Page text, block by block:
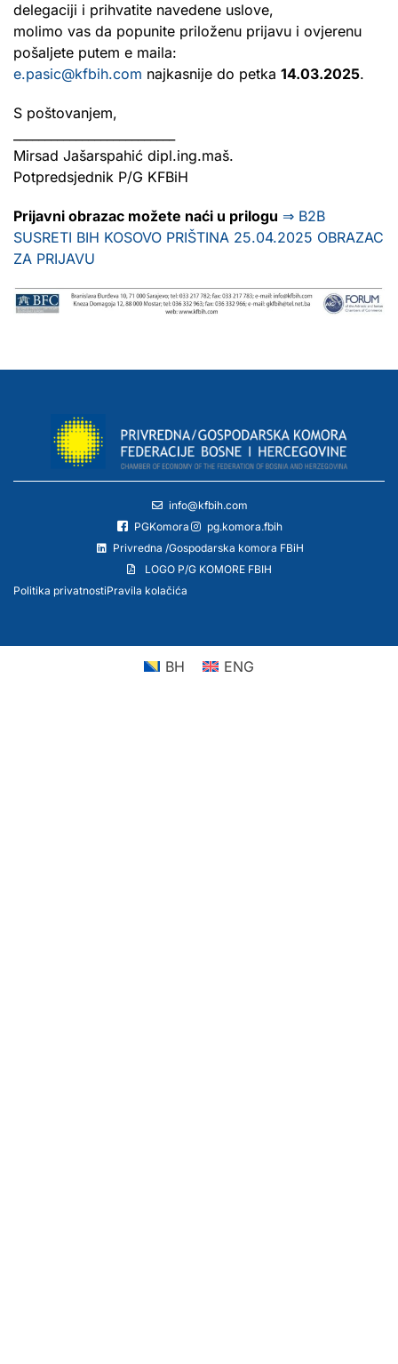
delegaciji i prihvatite navedene uslove,
molimo vas da popunite priloženu prijavu i ovjerenu
pošaljete putem e maila:
e.pasic@kfbih.com najkasnije do petka 14.03.2025.
S poštovanjem,
Mirsad Jašarspahić dipl.ing.maš.
Potpredsjednik P/G KFBiH
Prijavni obrazac možete naći u prilogu ⇒ B2B
SUSRETI BIH KOSOVO PRIŠTINA 25.04.2025 OBRAZAC
ZA PRIJAVU
info@kfbih.com
PGKomora
pg.komora.fbih
Privredna /Gospodarska komora FBiH
LOGO P/G KOMORE FBIH
Politika privatnostiPravila kolačića
BH ENG